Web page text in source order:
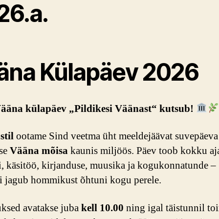
Külapäev 2026
külapäev „Pildikesi Väänast“ kutsub!
ootame Sind veetma üht meeldejäävat suvepäeva
Vääna mõisakaunis miljöös. Päev toob kokku
käsitöö, kirjanduse, muusika ja kogukonnatunde –
jagub hommikust õhtuni kogu perele.
avatakse jubakell 10.00 ning igal täistunnil